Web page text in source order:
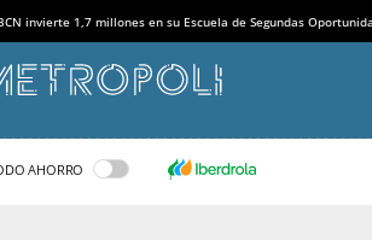
invierte 1,7 millones en su Escuela de Segundas
AHORRO